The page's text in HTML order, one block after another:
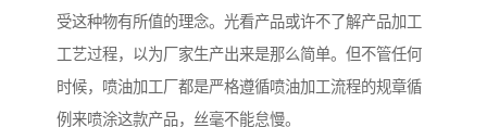
受这种物有所值的理念。光看产品或许不了解产品加工
工艺过程，以为厂家生产出来是那么简单。但不管任何
时候，喷油加工厂都是严格遵循喷油加工流程的规章循
例来喷涂这款产品，丝毫不能怠慢。